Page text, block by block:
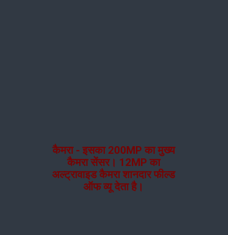
कैमरा - इसका 200MP का मुख्य
कैमरा सेंसर। 12MP का
अल्ट्रावाइड कैमरा शानदार फील्ड
ऑफ व्यू देता है।